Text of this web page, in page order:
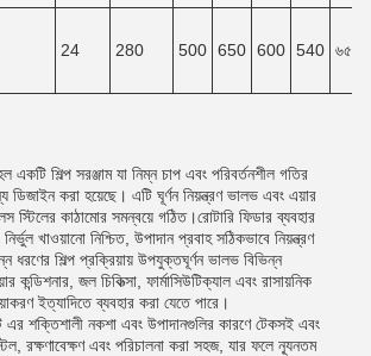
24 280 500 650 600 540
একটি শিল্প সরঞ্জাম যা নিম্ন চাপ এবং পরিবর্তনশীল গতির
ডিজাইন করা হয়েছে। এটি ঘূর্ণন নিয়ন্ত্রণ ভালভ এবং এয়ার
স্টিলের কাঠামোর সমন্বয়ে গঠিত।রোটারি ফিডার ব্যবহার
খাওয়ানো নিশ্চিত, উপাদান প্রবাহ সঠিকভাবে নিয়ন্ত্রণ
ধরণের শিল্প প্রক্রিয়ায় উপযুক্তঘূর্ণন ভালভ বিভিন্ন
কন্ডিশনার, জল চিকিত্সা, ফার্মাসিউটিক্যাল এবং রাসায়নিক
ইত্যাদিতে ব্যবহার করা যেতে পারে।
এর শক্তিশালী নকশা এবং উপাদানগুলির কারণে টেকসই এবং
রক্ষণাবেক্ষণ এবং পরিচালনা করা সহজ, যার ফলে ন্যূনতম